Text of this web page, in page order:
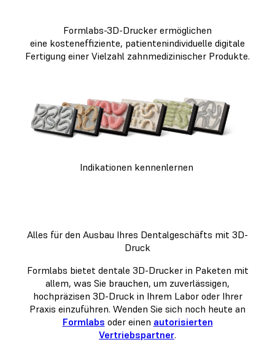
Formlabs-3D-Drucker ermöglichen
eine kosteneffiziente, patientenindividuelle digitale
Fertigung einer Vielzahl zahnmedizinischer Produkte.
Indikationen kennenlernen
Alles für den Ausbau Ihres Dentalgeschäfts mit 3D-
Druck
Formlabs bietet dentale 3D-Drucker in Paketen mit
allem, was Sie brauchen, um zuverlässigen,
hochpräzisen 3D-Druck in Ihrem Labor oder Ihrer
Praxis einzuführen. Wenden Sie sich noch heute an
Formlabs oder einen autorisierten
Vertriebspartner.